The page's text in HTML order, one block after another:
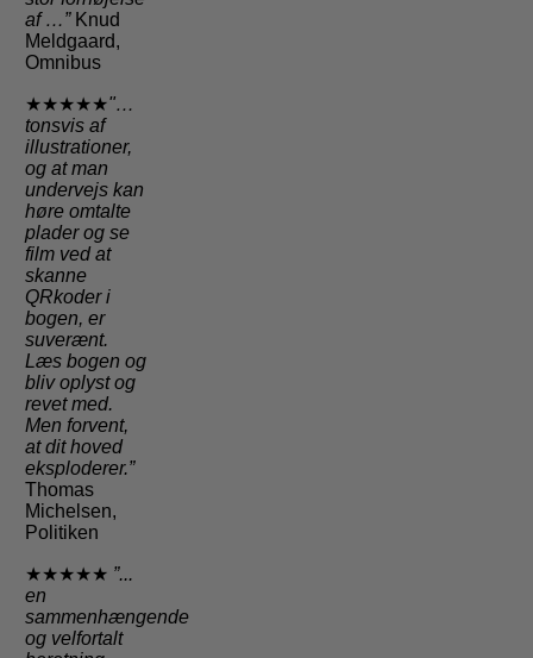
af …”Knud
Meldgaard,
Omnibus
★★★★★"…
tonsvis af
illustrationer,
og at man
undervejs kan
høre omtalte
plader og se
film ved at
skanne
QRkoder i
bogen, er
suverænt.
Læs bogen og
bliv oplyst og
revet med.
Men forvent,
at dit hoved
eksploderer.”
Thomas
Michelsen,
Politiken
★★★★★ ”...
en
sammenhængende
og velfortalt